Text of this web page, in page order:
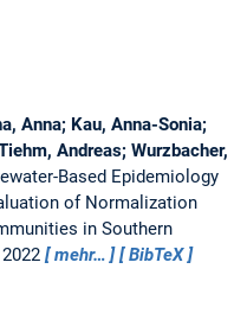
Anna; Kau, Anna-Sonia;
Andreas; Wurzbacher,
Based Epidemiology
of Normalization
in Southern
mehr…
BibTeX